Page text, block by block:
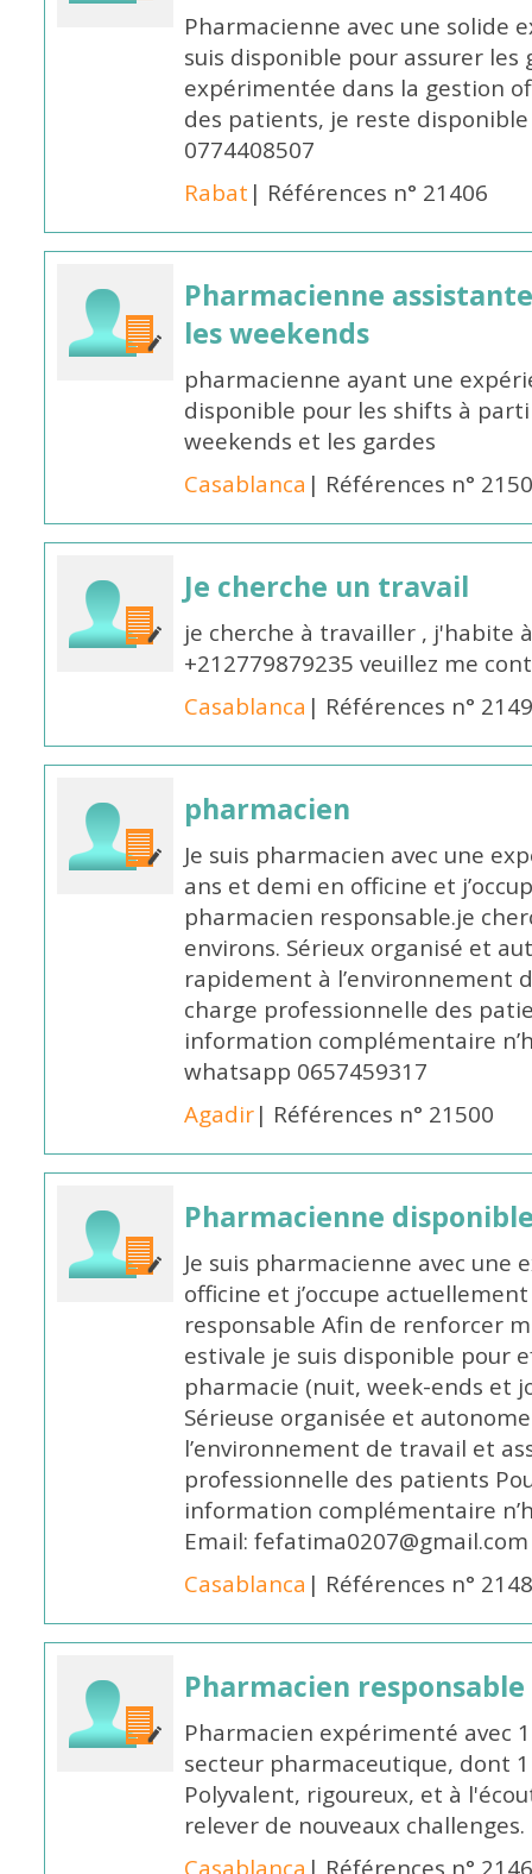
Pharmacienne avec une solide
suis disponible pour assurer les
expérimentée dans la gestion
des patients, je reste
0774408507
Rabat | Références n° 21406
Pharmacienne
les weekends
pharmacienne ayant une
disponible pour les shifts à
weekends et les gardes
Casablanca | Références n°
Je cherche un travail
je cherche à travailler , j'habite
+212779879235 veuillez me
Casablanca | Références n°
pharmacien
Je suis pharmacien avec une
ans et demi en officine et
pharmacien responsable.je
environs. Sérieux organisé et
rapidement à l’environnement
charge professionnelle des
information complémentaire
whatsapp 0657459317
Agadir| Références n° 21500
Pharmacienne
Je suis pharmacienne avec
officine et j’occupe
responsable Afin de renforcer
estivale je suis disponible pour
pharmacie (nuit, week-ends et
Sérieuse organisée et
l’environnement de travail et
professionnelle des patients
information complémentaire
Email: fefatima0207@gmail.com
Casablanca | Références n°
Pharmacien responsable
Pharmacien expérimenté avec
secteur pharmaceutique, dont
Polyvalent, rigoureux, et à
relever de nouveaux